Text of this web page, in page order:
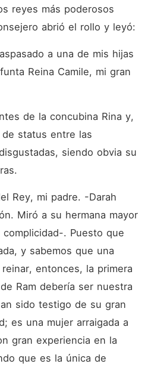
reyes más poderosos
abrió el rollo y leyó:
a una de mis hijas
Reina Camile, mi gran
de la concubina Rina y,
status entre las
siendo obvia su
Rey, mi padre. -Darah
Miró a su hermana mayor
. Puesto que
y sabemos que una
entonces, la primera
Ram debería ser nuestra
sido testigo de su gran
es una mujer arraigada a
gran experiencia en la
que es la única de